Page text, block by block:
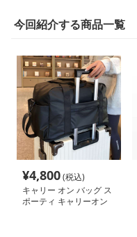
今回紹介する商品一覧
¥4,800(税込)
キャリー オン バッグ ス
ポーティ キャリーオン